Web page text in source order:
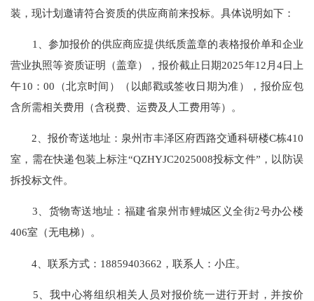
装，现计划邀请符合资质的供应商前来投标。具体说明如下：
1、参加报价的供应商应提供纸质盖章的表格报价单和企业
营业执照等资质证明（盖章），报价截止日期2025年12月4日上
午10：00（北京时间）（以邮戳或签收日期为准），报价应包
含所需相关费用（含税费、运费及人工费用等）。
2、报价寄送地址：泉州市丰泽区府西路交通科研楼C栋410
室，需在快递包装上标注“QZHYJC2025008投标文件”，以防误
拆投标文件。
3、货物寄送地址：福建省泉州市鲤城区义全街2号办公楼
406室（无电梯）。
4、联系方式：18859403662，联系人：小庄。
5、我中心将组织相关人员对报价统一进行开封，并按价